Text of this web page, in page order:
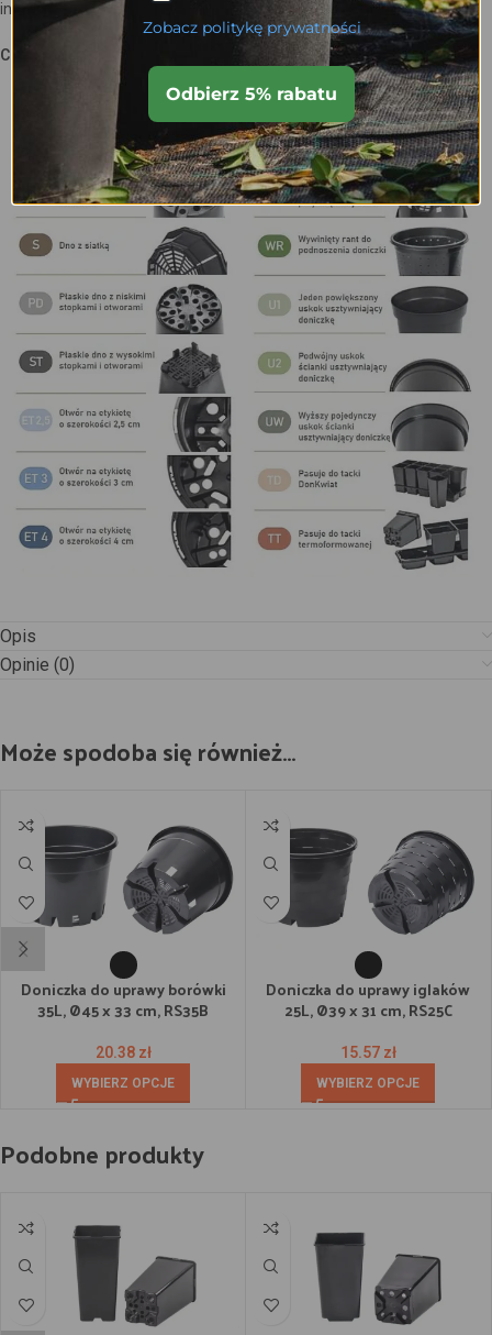
indywidualnymi preferencjami szkółkarzy.
CECHY DONICZEK
Opis
Opinie (0)
Może spodoba się również…
Doniczka do uprawy borówki
35L, Ø45 x 33 cm, RS35B
20.38 zł
WYBIERZ OPCJE
Doniczka do uprawy iglaków
25L, Ø39 x 31 cm, RS25C
15.57 zł
WYBIERZ OPCJE
Podobne produkty
Zobacz politykę prywatności
Odbierz 5% rabatu